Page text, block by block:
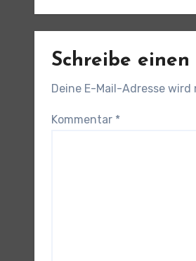
Schreibe
Deine E-Mail-Adresse
Kommentar *